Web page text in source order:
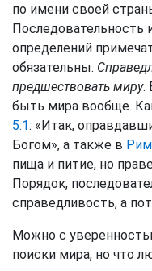
по имени своей
Последовательность
определений
обязательны.
предшествовать миру.
быть мира вообще.
5:1: «Итак,
Богом», а также в
пища и питие, но
Порядок,
справедливость, а
Можно с
поиски мира, но что